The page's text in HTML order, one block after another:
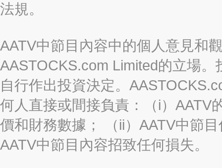
法規。
AATV中節目內容中的個人意見和
AASTOCKS.com Limited的立場
自行作出投資決定。
何人直接或間接負責：（i）AATV
價和財務數據； （ii）AATV中節
AATV中節目內容招致任何損失。